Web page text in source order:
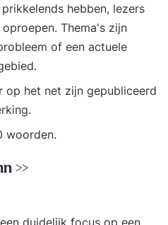
hebben, lezers
Thema's zijn
of een actuele
op het net zijn gepubliceerd
woorden.
>>